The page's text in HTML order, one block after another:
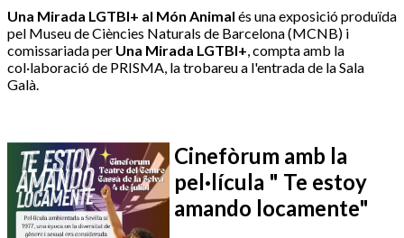
Una Mirada LGTBI+ al Món Animal és una exposició produïda
pel Museu de Ciències Naturals de Barcelona (MCNB) i
comissariada per Una Mirada LGTBI+, compta amb la
col·laboració de PRISMA, la trobareu a l'entrada de la Sala
Galà.
Cinefòrum amb la
pel·lícula " Te estoy
amando locamente"